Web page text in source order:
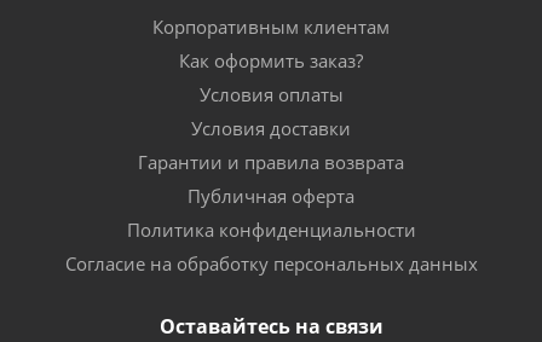
Корпоративным клиентам
Как оформить заказ?
Условия оплаты
Условия доставки
Гарантии и правила возврата
Публичная оферта
Политика конфиденциальности
Согласие на обработку персональных данных
Оставайтесь на связи